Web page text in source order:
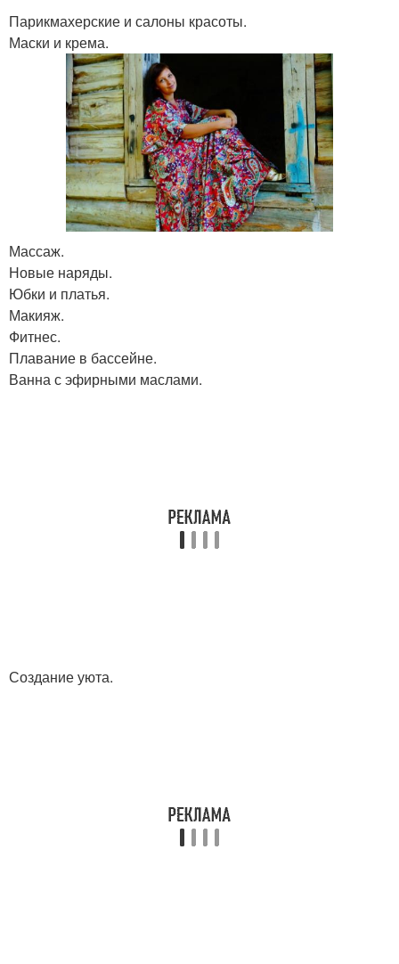
Парикмахерские и салоны красоты.
Маски и крема.
Массаж.
Новые наряды.
Юбки и платья.
Макияж.
Фитнес.
Плавание в бассейне.
Ванна с эфирными маслами.
Создание уюта.